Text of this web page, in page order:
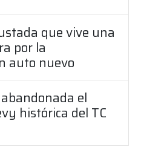
que vive una
por la
auto nuevo
el
histórica del TC